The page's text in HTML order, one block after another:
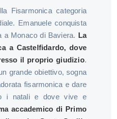
Fisarmonica categoria
Emanuele conquista
a Monaco di Baviera. La
a Castelfidardo, dove
il proprio giudizio.
grande obiettivo, sogna
fisarmonica e dare
i natali e dove vive e
accademico di Primo